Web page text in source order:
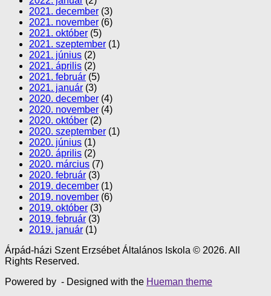
2021. december (3)
2021. november (6)
2021. október (5)
2021. szeptember (1)
2021. június (2)
2021. április (2)
2021. február (5)
2021. január (3)
2020. december (4)
2020. november (4)
2020. október (2)
2020. szeptember (1)
2020. június (1)
2020. április (2)
2020. március (7)
2020. február (3)
2019. december (1)
2019. november (6)
2019. október (3)
2019. február (3)
2019. január (1)
Árpád-házi Szent Erzsébet Általános Iskola © 2026. All
Rights Reserved.
Powered by - Designed with the Hueman theme